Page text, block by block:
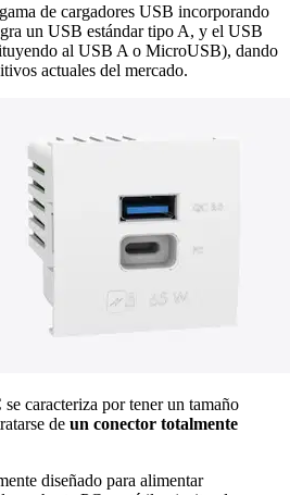
de cargadores USB incorporando
un USB estándar tipo A, y el USB
al USB A o MicroUSB), dando
actuales del mercado.
caracteriza por tener un tamaño
de un conector totalmente
diseñado para alimentar